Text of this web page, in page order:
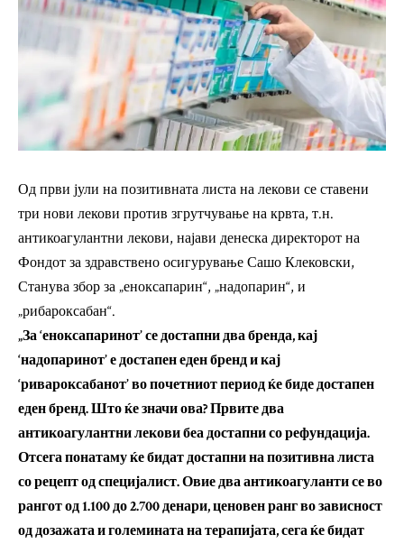
Од први јули на позитивната листа на лекови се ставени
три нови лекови против згрутчување на крвта, т.н.
антикоагулантни лекови, најави денеска директорот на
Фондот за здравствено осигурување Сашо Клековски,
Станува збор за „еноксапарин“, „надопарин“, и
„рибароксабан“.
„За ‘еноксапаринот’ се достапни два бренда, кај
‘надопаринот’ е достапен еден бренд и кај
‘ривароксабанот’ во почетниот период ќе биде достапен
еден бренд. Што ќе значи ова? Првите два
антикоагулантни лекови беа достапни со рефундација.
Отсега понатаму ќе бидат достапни на позитивна листа
со рецепт од специјалист. Овие два антикоагуланти се во
рангот од 1.100 до 2.700 денари, ценовен ранг во зависност
од дозажата и големината на терапијата, сега ќе бидат